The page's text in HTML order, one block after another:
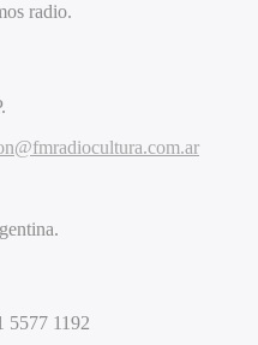
radio.
5577 1192